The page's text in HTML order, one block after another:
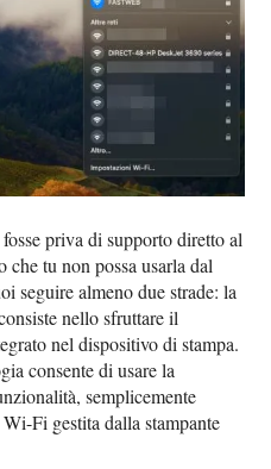
priva di supporto diretto al
che tu non possa usarla dal
seguire almeno due strade: la
nello sfruttare il
nel dispositivo di stampa.
consente di usare la
semplicemente
Fi gestita dalla stampante